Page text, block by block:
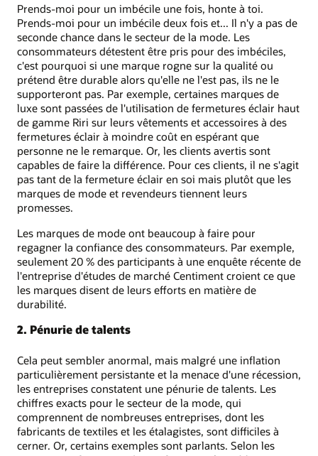
Prends-moi pour un imbécile une fois, honte à toi.
Prends-moi pour un imbécile deux fois et... Il n'y a pas de
seconde chance dans le secteur de la mode. Les
consommateurs détestent être pris pour des imbéciles,
c'est pourquoi si une marque rogne sur la qualité ou
prétend être durable alors qu'elle ne l'est pas, ils ne le
supporteront pas. Par exemple, certaines marques de
luxe sont passées de l'utilisation de fermetures éclair haut
de gamme Riri sur leurs vêtements et accessoires à des
fermetures éclair à moindre coût en espérant que
personne ne le remarque. Or, les clients avertis sont
capables de faire la différence. Pour ces clients, il ne s'agit
pas tant de la fermeture éclair en soi mais plutôt que les
marques de mode et revendeurs tiennent leurs
promesses.
Les marques de mode ont beaucoup à faire pour
regagner la confiance des consommateurs. Par exemple,
seulement 20 % des participants à une enquête récente de
l'entreprise d'études de marché Centiment croient ce que
les marques disent de leurs efforts en matière de
durabilité.
2. Pénurie de talents
Cela peut sembler anormal, mais malgré une inflation
particulièrement persistante et la menace d'une récession,
les entreprises constatent une pénurie de talents. Les
chiffres exacts pour le secteur de la mode, qui
comprennent de nombreuses entreprises, dont les
fabricants de textiles et les étalagistes, sont difficiles à
cerner. Or, certains exemples sont parlants. Selon les